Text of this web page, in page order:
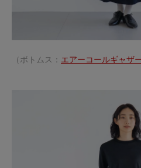
（ボトムス： エアーコールギャザ